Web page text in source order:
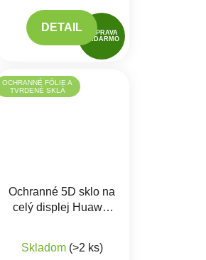
DOPRAVA
ZADARMO
DETAIL
OCHRANNÉ FÓLIE A
TVRDENÉ SKLÁ
Ochranné 5D sklo na
celý displej Huawei
Skladom (>2 ks)